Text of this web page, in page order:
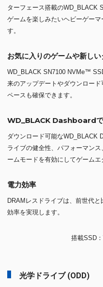
ターフェース搭載のWD_BLACK
ゲームを楽しみたいヘビーゲー
す。
お気に入りのゲームや新し
WD_BLACK SN7100 NVMe™
来のアップデートやダウンロー
ペースも確保できます。
WD_BLACK Dashboardで
ダウンロード可能なWD_BLACK
ライブの健全性、パフォーマン
ームモードを有効にしてゲームエ
電力効率
DRAMレスドライブは、前世代
効率を実現します。
搭載SSD
光学ドライブ (ODD)